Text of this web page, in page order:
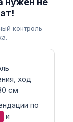
контроль
ход
см
по
и